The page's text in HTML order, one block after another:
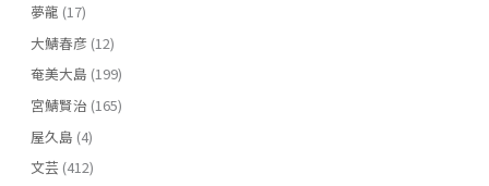
夢龍 (17)
大鯖春彦 (12)
奄美大島 (199)
宮鯖賢治 (165)
屋久島 (4)
文芸 (412)